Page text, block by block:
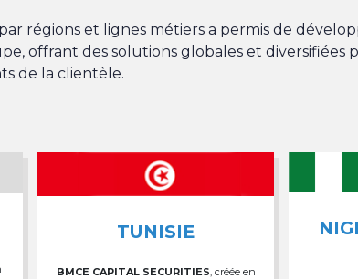
régions et lignes métiers a permis de
offrant des solutions globales et diversifiées
de la clientèle.
TUNISIE
BMCE CAPITAL SECURITIES , créée en